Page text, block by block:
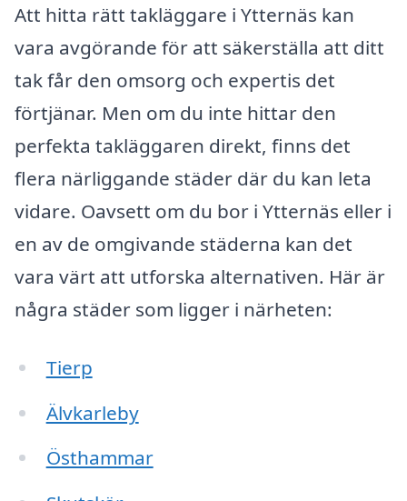
Att hitta rätt takläggare i Ytternäs kan
vara avgörande för att säkerställa att ditt
tak får den omsorg och expertis det
förtjänar. Men om du inte hittar den
perfekta takläggaren direkt, finns det
flera närliggande städer där du kan leta
vidare. Oavsett om du bor i Ytternäs eller i
en av de omgivande städerna kan det
vara värt att utforska alternativen. Här är
några städer som ligger i närheten:
Tierp
Älvkarleby
Östhammar